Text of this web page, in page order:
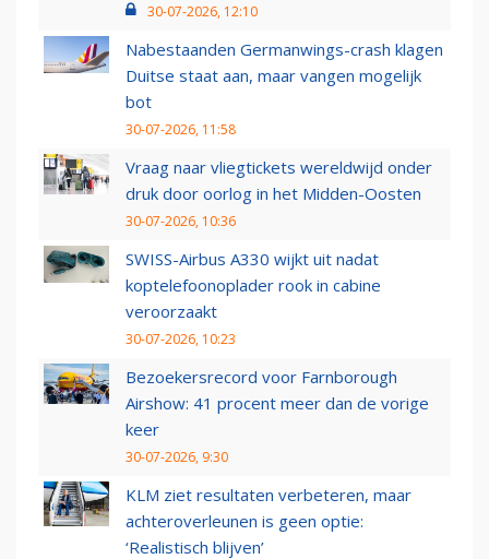
30-07-2026, 12:10
Nabestaanden Germanwings-crash klagen
Duitse staat aan, maar vangen mogelijk
bot
30-07-2026, 11:58
Vraag naar vliegtickets wereldwijd onder
druk door oorlog in het Midden-Oosten
30-07-2026, 10:36
SWISS-Airbus A330 wijkt uit nadat
koptelefoonoplader rook in cabine
veroorzaakt
30-07-2026, 10:23
Bezoekersrecord voor Farnborough
Airshow: 41 procent meer dan de vorige
keer
30-07-2026, 9:30
KLM ziet resultaten verbeteren, maar
achteroverleunen is geen optie:
‘Realistisch blijven’